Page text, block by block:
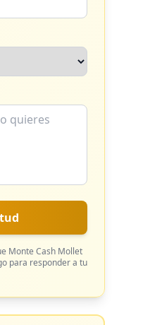
Monte Cash Mollet
para responder a tu